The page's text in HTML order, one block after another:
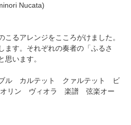
Nucata)
こるアレンジをこころがけました。
ます。それぞれの奏者の「ふるさ
思います。
ブル カルテット クァルテット ビ
リン ヴィオラ 楽譜 弦楽オー